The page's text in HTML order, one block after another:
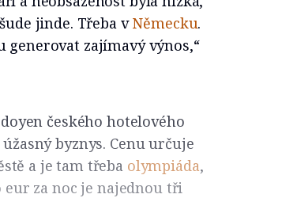
jinde. Třeba vNěmecku.
generovat zajímavý výnos,“
českého hotelového
byznys. Cenu určuje
a je tam třeba olympiáda,
za noc je najednou tři